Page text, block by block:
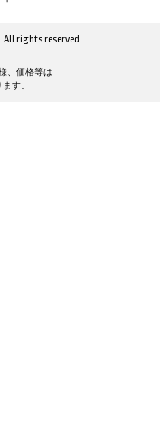
All rights reserved.
、価格等は
す。